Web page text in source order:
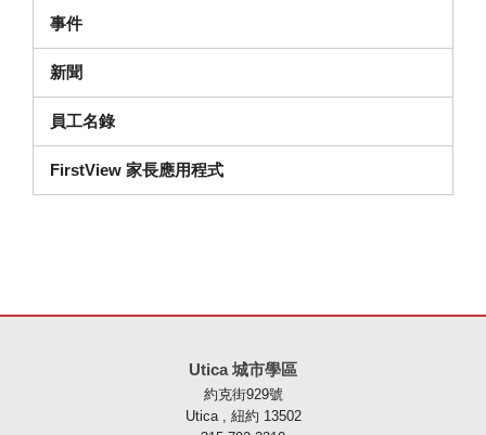
事件
新聞
員工名錄
FirstView 家長應用程式
Utica 城市學區
約克街929號
Utica , 紐約 13502